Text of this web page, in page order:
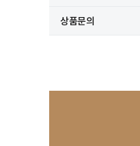
상품문의